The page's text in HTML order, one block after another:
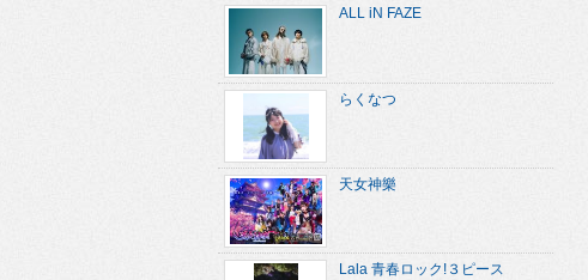
ALL iN FAZE
らくなつ
天女神樂
Lala 青春ロック!３ピース